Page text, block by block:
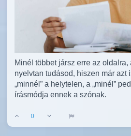
Minél többet jársz erre az
nyelvtan tudásod, hiszen már azt
„minnél” a helytelen, a „minél”
írásmódja ennek a szónak.
0